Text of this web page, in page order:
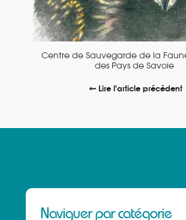
Centre de Sauvegarde de la
des Pays de Savoie
Lire l'article précédent
Naviguer par catégorie